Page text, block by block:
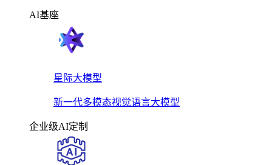
AI基座
星际大模型
新一代多模态视觉语言大模型
企业级AI定制